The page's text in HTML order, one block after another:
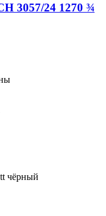
3057/24 1270 ¾
чёрный